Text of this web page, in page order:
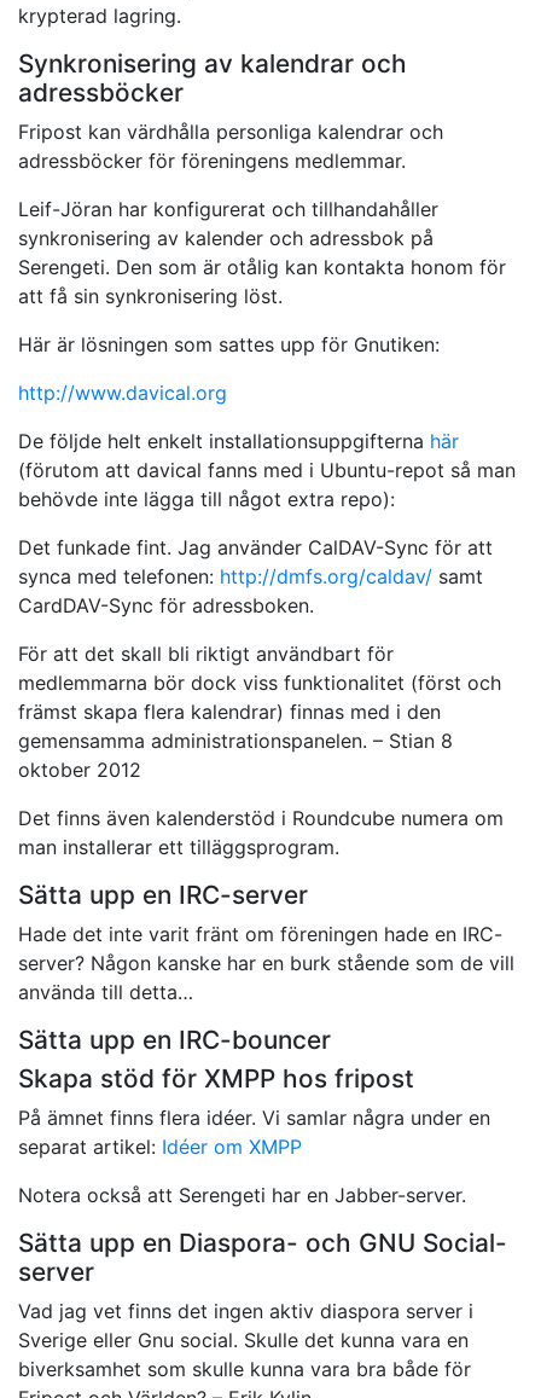
krypterad lagring.
Synkronisering av kalendrar och
adressböcker
Fripost kan värdhålla personliga kalendrar och
adressböcker för föreningens medlemmar.
Leif-Jöran har konfigurerat och tillhandahåller
synkronisering av kalender och adressbok på
Serengeti. Den som är otålig kan kontakta honom för
att få sin synkronisering löst.
Här är lösningen som sattes upp för Gnutiken:
http://www.davical.org
De följde helt enkelt installationsuppgifterna här
(förutom att davical fanns med i Ubuntu-repot så man
behövde inte lägga till något extra repo):
Det funkade fint. Jag använder CalDAV-Sync för att
synca med telefonen: http://dmfs.org/caldav/ samt
CardDAV-Sync för adressboken.
För att det skall bli riktigt användbart för
medlemmarna bör dock viss funktionalitet (först och
främst skapa flera kalendrar) finnas med i den
gemensamma administrationspanelen. – Stian 8
oktober 2012
Det finns även kalenderstöd i Roundcube numera om
man installerar ett tilläggsprogram.
Sätta upp en IRC-server
Hade det inte varit fränt om föreningen hade en IRC-
server? Någon kanske har en burk stående som de vill
använda till detta…
Sätta upp en IRC-bouncer
Skapa stöd för XMPP hos fripost
På ämnet finns flera idéer. Vi samlar några under en
separat artikel: Idéer om XMPP
Notera också att Serengeti har en Jabber-server.
Sätta upp en Diaspora- och GNU Social-
server
Vad jag vet finns det ingen aktiv diaspora server i
Sverige eller Gnu social. Skulle det kunna vara en
biverksamhet som skulle kunna vara bra både för